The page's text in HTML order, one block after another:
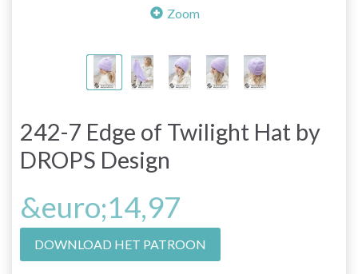
Zoom
242-7 Edge of Twilight Hat by
DROPS Design
&euro;14,97
DOWNLOAD HET PATROON